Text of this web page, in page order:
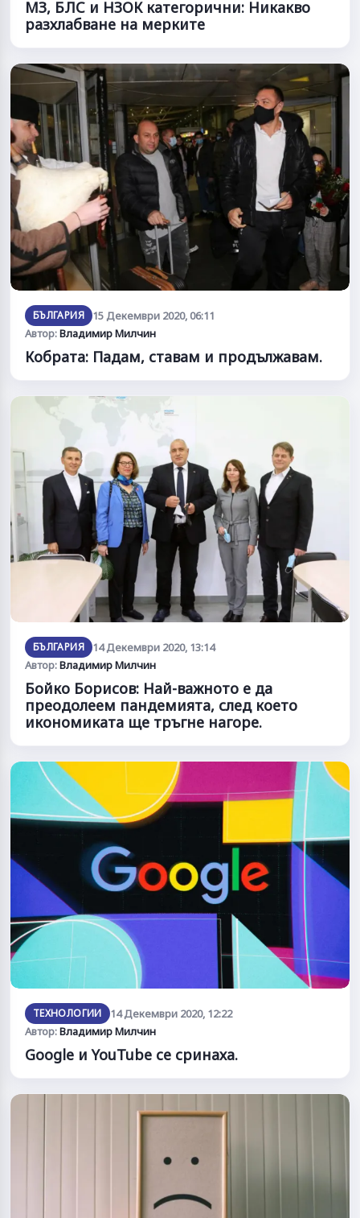
МЗ, БЛС и НЗОК категорични: Никакво
разхлабване на мерките
БЪЛГАРИЯ 15 Декември 2020, 06:11
Автор:Владимир Милчин
Кобрата: Падам, ставам и продължавам.
БЪЛГАРИЯ 14 Декември 2020, 13:14
Автор:Владимир Милчин
Бойко Борисов: Най-важното е да
преодолеем пандемията, след което
икономиката ще тръгне нагоре.
ТЕХНОЛОГИИ
14 Декември 2020, 12:22
Автор:Владимир Милчин
Google и YouTube се сринаха.